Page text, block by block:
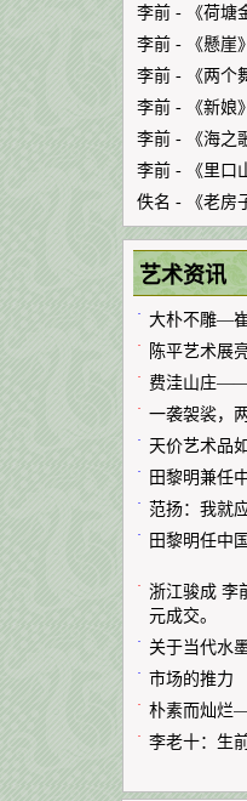
李前 - 《荷塘
李前 - 《懸崖》
李前 - 《两个
李前 - 《新娘》
李前 - 《海之
李前 - 《里口
佚名 - 《老房
艺术资讯
· 大朴不雕—
· 陈平艺术展
· 费洼山庄——
· 一袭袈裟，
· 天价艺术品
· 田黎明兼任
· 范扬：我就
· 田黎明任中
· 浙江骏成 李
元成交。
· 关于当代水
· 市场的推力
· 朴素而灿烂
· 李老十：生